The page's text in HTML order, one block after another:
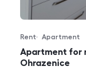
Apartment for
Ohrazenice
Offer type
Rent
Property type
Apartment